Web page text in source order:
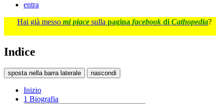
entra
Hai già messo mi piace sulla pagina facebook di Cathopedia?
Indice
sposta nella barra laterale nascondi
Inizio
1 Biografia